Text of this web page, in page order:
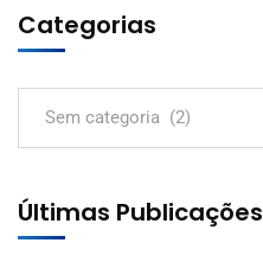
Categorias
Sem categoria (2)
Últimas Publicações